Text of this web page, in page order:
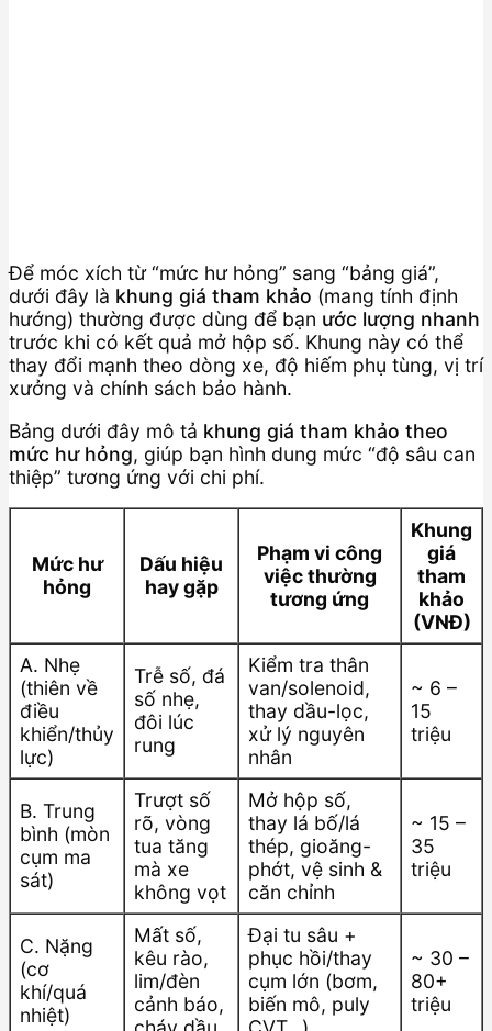
Để móc xích từ “mức hư hỏng” sang “bảng giá”,
dưới đây là khung giá tham khảo (mang tính định
hướng) thường được dùng để bạn ước lượng nhanh
trước khi có kết quả mở hộp số. Khung này có thể
thay đổi mạnh theo dòng xe, độ hiếm phụ tùng, vị trí
xưởng và chính sách bảo hành.
Bảng dưới đây mô tả khung giá tham khảo theo
mức hư hỏng, giúp bạn hình dung mức “độ sâu can
thiệp” tương ứng với chi phí.
Mức hư
hỏng
Dấu hiệu
hay gặp
Phạm vi công
việc thường
tương ứng
Khung
giá
tham
khảo
(VNĐ)
A. Nhẹ
(thiên về
điều
khiển/thủy
lực)
Trễ số, đá
số nhẹ,
đôi lúc
rung
Kiểm tra thân
van/solenoid,
thay dầu-lọc,
xử lý nguyên
nhân
~ 6 –
15
triệu
B. Trung
bình (mòn
cụm ma
sát)
Trượt số
rõ, vòng
tua tăng
mà xe
không vọt
Mở hộp số,
thay lá bố/lá
thép, gioăng-
phớt, vệ sinh &
căn chỉnh
~ 15 –
35
triệu
C. Nặng
(cơ
khí/quá
nhiệt)
Mất số,
kêu rào,
lim/đèn
cảnh báo,
Đại tu sâu +
phục hồi/thay
cụm lớn (bơm,
biến mô, puly
~ 30 –
80+
triệu